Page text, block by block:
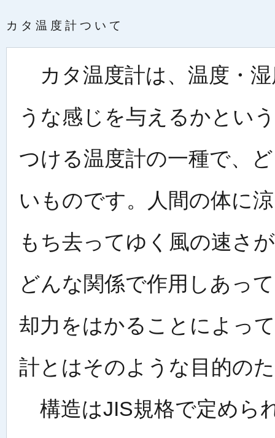
カタ温度計ついて
カタ温度計は、温度・
うな感じを与えるかとい
つける温度計の一種で、
いものです。人間の体に
もち去ってゆく風の速さ
どんな関係で作用しあっ
却力をはかることによっ
計とはそのような目的
構造はJIS規格で定めら